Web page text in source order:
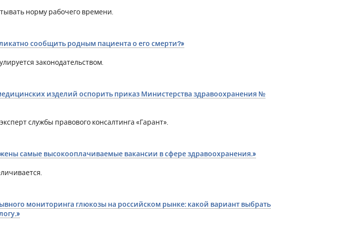
норму рабочего времени.
сообщить родным пациента о его смерти?»
законодательством.
изделий оспорить приказ Министерства здравоохранения №
службы правового консалтинга «Гарант».
самые высокооплачиваемые вакансии в сфере здравоохранения.»
мониторинга глюкозы на российском рынке: какой вариант выбрать